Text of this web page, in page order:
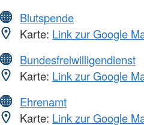
Blutspende
Karte: Link zur Google
Bundesfreiwilligendienst
Karte: Link zur Google
Ehrenamt
Karte: Link zur Google